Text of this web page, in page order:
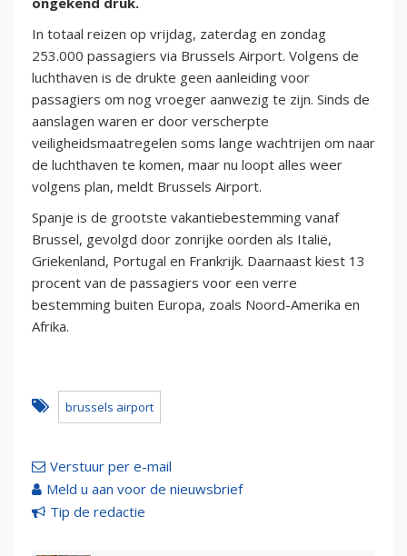
In totaal reizen op vrijdag, zaterdag en zondag
253.000 passagiers via Brussels Airport. Volgens de
luchthaven is de drukte geen aanleiding voor
passagiers om nog vroeger aanwezig te zijn. Sinds de
aanslagen waren er door verscherpte
veiligheidsmaatregelen soms lange wachtrijen om naar
de luchthaven te komen, maar nu loopt alles weer
volgens plan, meldt Brussels Airport.
Spanje is de grootste vakantiebestemming vanaf
Brussel, gevolgd door zonrijke oorden als Italië,
Griekenland, Portugal en Frankrijk. Daarnaast kiest 13
procent van de passagiers voor een verre
bestemming buiten Europa, zoals Noord-Amerika en
Afrika.
brussels airport
Verstuur per e-mail
Meld u aan voor de nieuwsbrief
Tip de redactie